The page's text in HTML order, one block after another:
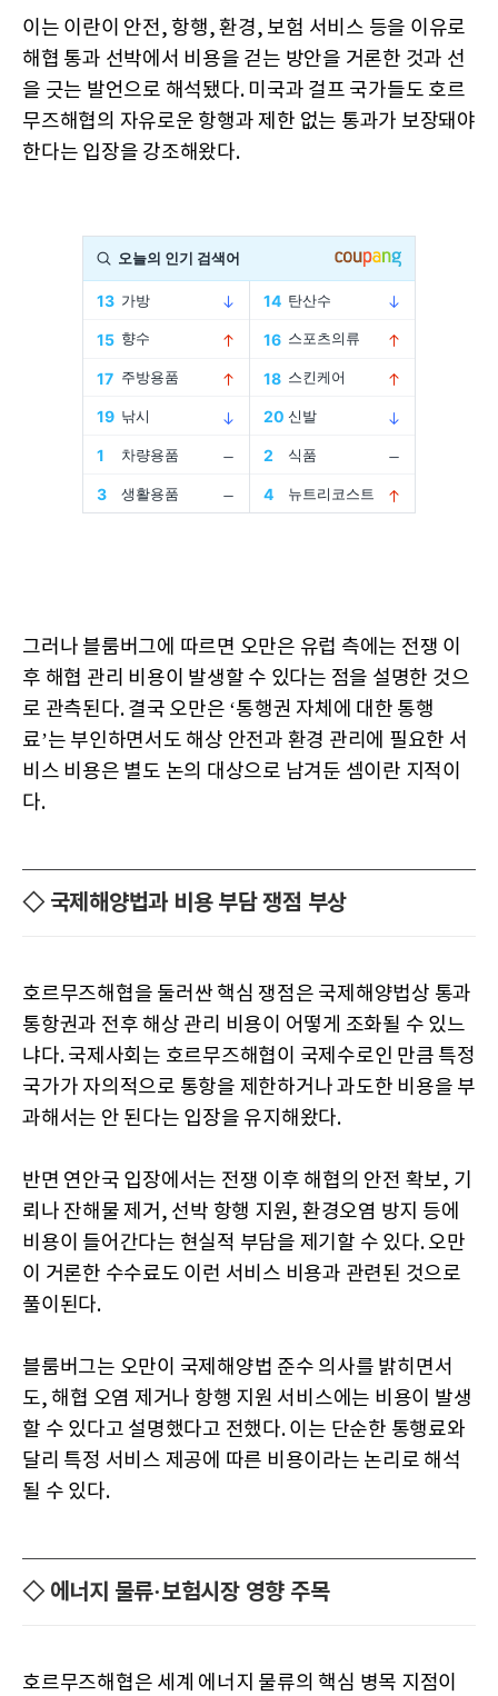
이는 이란이 안전, 항행, 환경, 보험 서비스 등을 이유로
해협 통과 선박에서 비용을 걷는 방안을 거론한 것과 선
을 긋는 발언으로 해석됐다. 미국과 걸프 국가들도 호르
무즈해협의 자유로운 항행과 제한 없는 통과가 보장돼야
한다는 입장을 강조해왔다.
그러나 블룸버그에 따르면 오만은 유럽 측에는 전쟁 이
후 해협 관리 비용이 발생할 수 있다는 점을 설명한 것으
로 관측된다. 결국 오만은 ‘통행권 자체에 대한 통행
료’는 부인하면서도 해상 안전과 환경 관리에 필요한 서
비스 비용은 별도 논의 대상으로 남겨둔 셈이란 지적이
다.
◇ 국제해양법과 비용 부담 쟁점 부상
호르무즈해협을 둘러싼 핵심 쟁점은 국제해양법상 통과
통항권과 전후 해상 관리 비용이 어떻게 조화될 수 있느
냐다. 국제사회는 호르무즈해협이 국제수로인 만큼 특정
국가가 자의적으로 통항을 제한하거나 과도한 비용을 부
과해서는 안 된다는 입장을 유지해왔다.
반면 연안국 입장에서는 전쟁 이후 해협의 안전 확보, 기
뢰나 잔해물 제거, 선박 항행 지원, 환경오염 방지 등에
비용이 들어간다는 현실적 부담을 제기할 수 있다. 오만
이 거론한 수수료도 이런 서비스 비용과 관련된 것으로
풀이된다.
블룸버그는 오만이 국제해양법 준수 의사를 밝히면서
도, 해협 오염 제거나 항행 지원 서비스에는 비용이 발생
할 수 있다고 설명했다고 전했다. 이는 단순한 통행료와
달리 특정 서비스 제공에 따른 비용이라는 논리로 해석
될 수 있다.
◇ 에너지 물류·보험시장 영향 주목
호르무즈해협은 세계 에너지 물류의 핵심 병목 지점이